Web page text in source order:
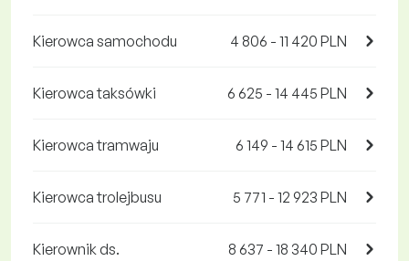
Kierowca samochodu 4 806 - 11 420 PLN
Kierowca taksówki 6 625 - 14 445 PLN
Kierowca tramwaju 6 149 - 14 615 PLN
Kierowca trolejbusu 5 771 - 12 923 PLN
Kierownik ds.
8 637 - 18 340 PLN